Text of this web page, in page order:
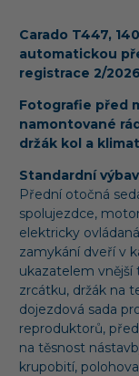
Carado T447,
automatickou
registrace 2/
Fotografie před
namontované
držák kol a
Standardní
Přední otočná
spolujezdce,
elektricky
zamykání dveří v
ukazatelem
zrcátku, držák na
dojezdová sada
reproduktorů,
na těsnost
krupobití,